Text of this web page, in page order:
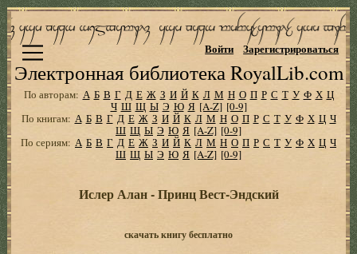
Электронная библиотека RoyalLib.com
Войти Зарегистрироваться
По авторам: А Б В Г Д Е Ж З И Й К Л М Н О П Р С Т У Ф Х Ц
Ч Ш Щ Ы Э Ю Я [A-Z] [0-9]
По книгам: А Б В Г Д Е Ж З И Й К Л М Н О П Р С Т У Ф Х Ц Ч
Ш Щ Ы Э Ю Я [A-Z] [0-9]
По сериям: А Б В Г Д Е Ж З И Й К Л М Н О П Р С Т У Ф Х Ц Ч
Ш Щ Ы Э Ю Я [A-Z] [0-9]
Ислер Алан - Принц Вест-Эндский
скачать книгу бесплатно